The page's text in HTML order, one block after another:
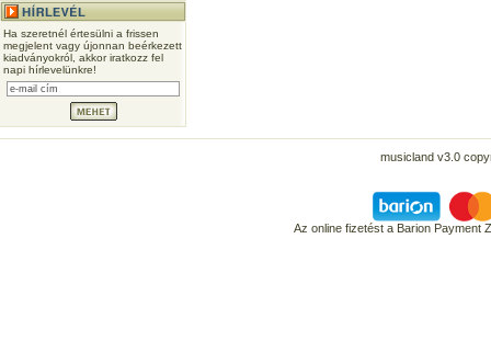
Ha szeretnél értesülni a frissen
megjelent vagy újonnan beérkezett
kiadványokról, akkor iratkozz fel
napi hírlevelünkre!
musicland v3.0
Az online fizetést a Barion Payment